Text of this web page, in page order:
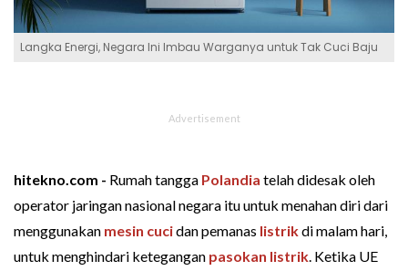
Langka Energi, Negara Ini Imbau Warganya untuk Tak Cuci Baju
hitekno.com - Rumah tangga Polandia telah didesak oleh
operator jaringan nasional negara itu untuk menahan diri dari
menggunakan mesin cucidan pemanas listrikdi malam hari,
untuk menghindari ketegangan pasokan listrik. Ketika UE